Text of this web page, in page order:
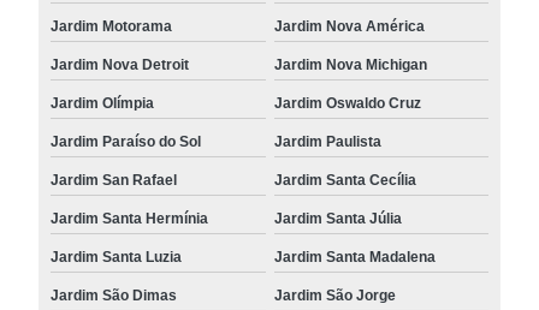
Jardim Motorama Jardim Nova América
Jardim Nova Detroit Jardim Nova Michigan
Jardim Olímpia Jardim Oswaldo Cruz
Jardim Paraíso do Sol Jardim Paulista
Jardim San Rafael Jardim Santa Cecília
Jardim Santa Hermínia Jardim Santa Júlia
Jardim Santa Luzia Jardim Santa Madalena
Jardim São Dimas Jardim São Jorge